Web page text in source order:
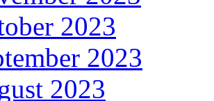
2023
2023
2023